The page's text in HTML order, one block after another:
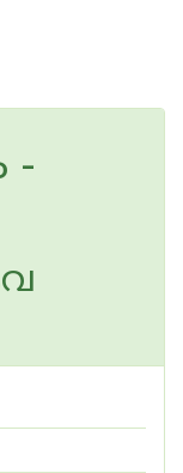
-